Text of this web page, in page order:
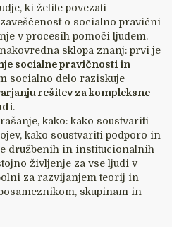
ki želite povezati
o socialno pravični
v procesih pomoči ljudem.
sklopa znanj: prvi je
socialne pravičnosti in
socialno delo raziskuje
rešitev za kompleksne
.
kako: kako soustvariti
kako soustvariti podporo in
družbenih in institucionalnih
življenje za vse ljudi v
za razvijanjem teorij in
skupinam in